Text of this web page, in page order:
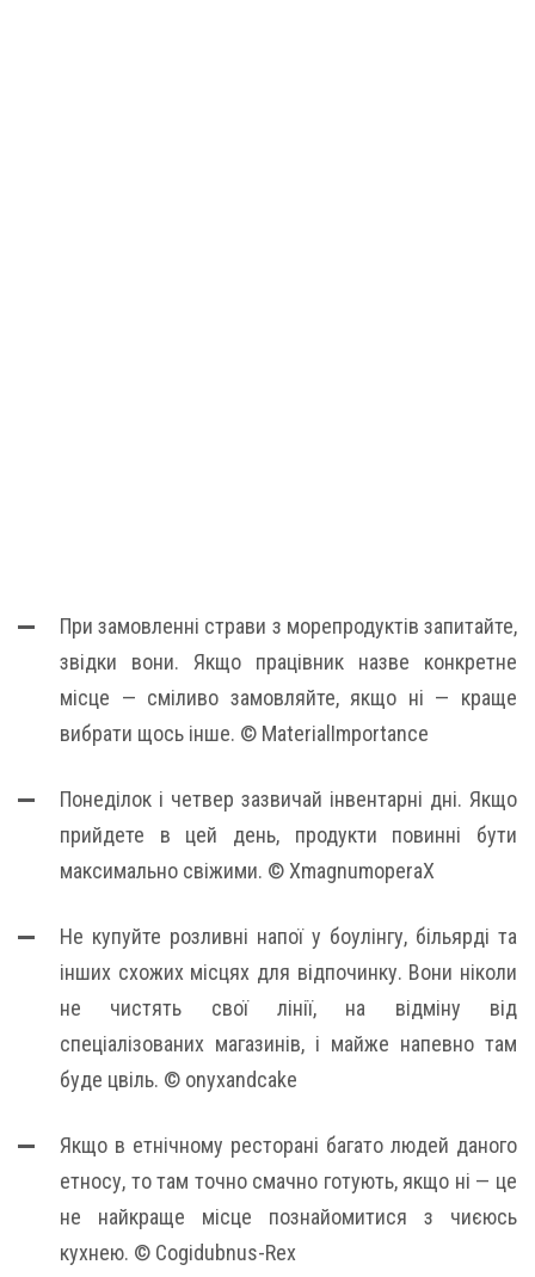
При замовленні страви з морепродуктів запитайте,
звідки вони. Якщо працівник назве конкретне
місце — сміливо замовляйте, якщо ні — краще
вибрати щось інше. © MaterialImportance
Понеділок і четвер зазвичай інвентарні дні. Якщо
прийдете в цей день, продукти повинні бути
максимально свіжими. © XmagnumoperaX
Не купуйте розливні напої у боулінгу, більярді та
інших схожих місцях для відпочинку. Вони ніколи
не чистять свої лінії, на відміну від
спеціалізованих магазинів, і майже напевно там
буде цвіль. © onyxandcake
Якщо в етнічному ресторані багато людей даного
етносу, то там точно смачно готують, якщо ні — це
не найкраще місце познайомитися з чиєюсь
кухнею. © Cogidubnus-Rex